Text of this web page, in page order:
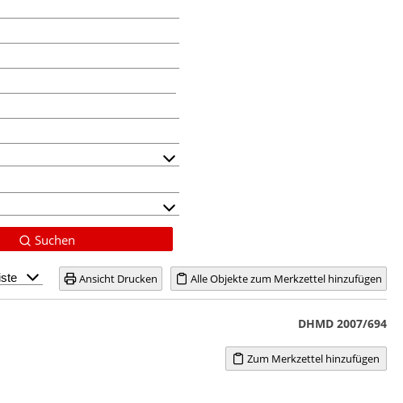
Suchen
Alle Objekte zum Merkzettel hinzufügen
Ansicht Drucken
DHMD 2007/694
Zum Merkzettel hinzufügen